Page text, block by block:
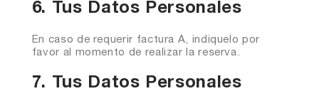
6. Tus Datos Personales
En caso de requerir factura A, indiquelo por
favor al momento de realizar la reserva.
7. Tus Datos Personales